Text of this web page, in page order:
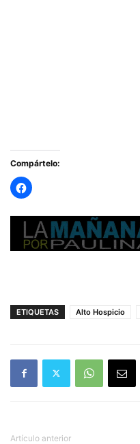
Compártelo:
ETIQUETAS Alto Hospicio
Artículo anterior